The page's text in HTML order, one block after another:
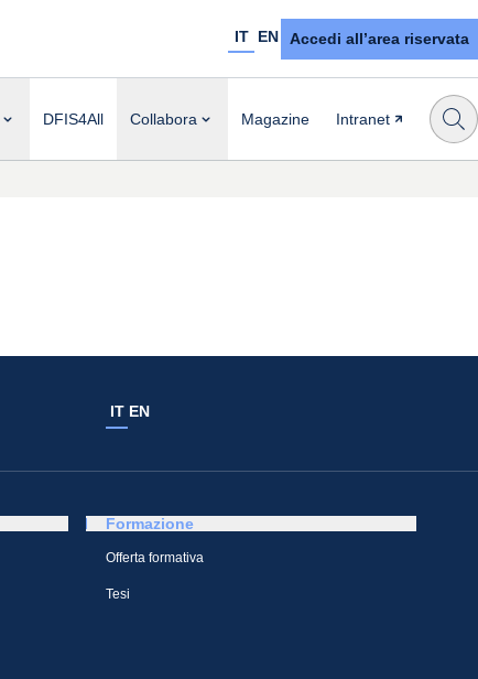
IT EN Accedi all’area riservata
DFIS4All Collabora Magazine Intranet
IT EN
Formazione
Offerta formativa
Tesi